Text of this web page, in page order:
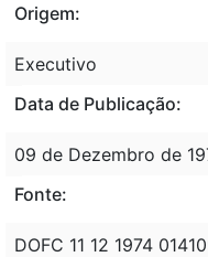
Origem:
Executivo
Data de Publicação:
09 de Dezembro de
Fonte:
DOFC 11 12 1974